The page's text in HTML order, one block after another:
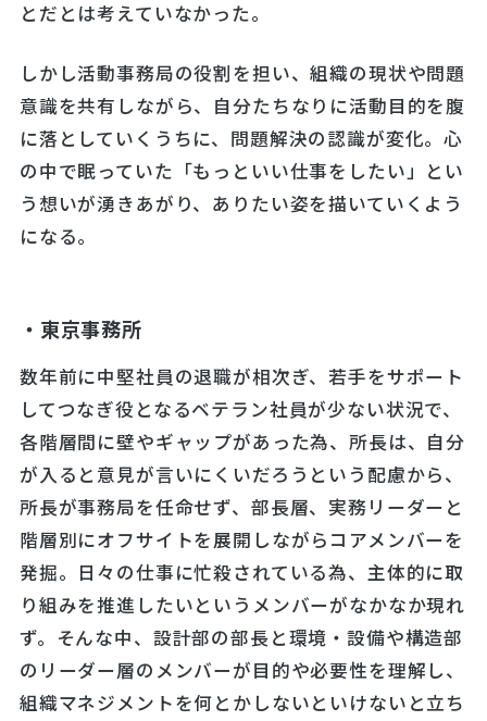
とだとは考えていなかった。
しかし活動事務局の役割を担い、組織の現状や問題
意識を共有しながら、自分たちなりに活動目的を腹
に落としていくうちに、問題解決の認識が変化。心
の中で眠っていた「もっといい仕事をしたい」とい
う想いが湧きあがり、ありたい姿を描いていくよう
になる。
・東京事務所
数年前に中堅社員の退職が相次ぎ、若手をサポート
してつなぎ役となるベテラン社員が少ない状況で、
各階層間に壁やギャップがあった為、所長は、自分
が入ると意見が言いにくいだろうという配慮から、
所長が事務局を任命せず、部長層、実務リーダーと
階層別にオフサイトを展開しながらコアメンバーを
発掘。日々の仕事に忙殺されている為、主体的に取
り組みを推進したいというメンバーがなかなか現れ
ず。そんな中、設計部の部長と環境・設備や構造部
のリーダー層のメンバーが目的や必要性を理解し、
組織マネジメントを何とかしないといけないと立ち